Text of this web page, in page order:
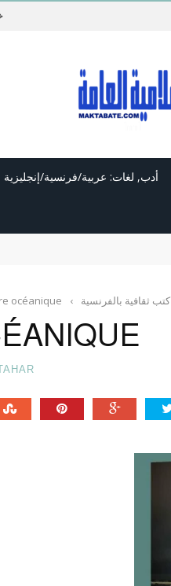
أدب, لغات: عربية/فرنسية/إنجليزية
كتب ثقافية بالفرنسية ›
océanique